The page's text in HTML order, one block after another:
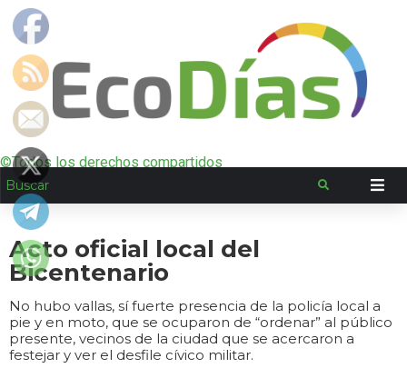
©Todos los derechos compartidos
Acto oficial local del
Bicentenario
No hubo vallas, sí fuerte presencia de la policía local a
pie y en moto, que se ocuparon de “ordenar” al público
presente, vecinos de la ciudad que se acercaron a
festejar y ver el desfile cívico militar.